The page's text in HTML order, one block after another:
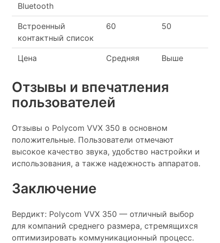
Bluetooth
Встроенный
контактный список
60 50
Цена Средняя Выше
Отзывы и впечатления
пользователей
Отзывы о Polycom VVX 350 в основном
положительные. Пользователи отмечают
высокое качество звука, удобство настройки и
использования, а также надежность аппаратов.
Заключение
Вердикт: Polycom VVX 350 — отличный выбор
для компаний среднего размера, стремящихся
оптимизировать коммуникационный процесс.